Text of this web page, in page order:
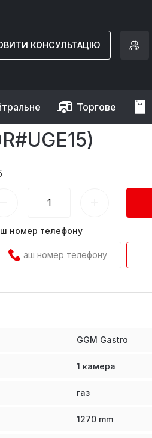
КОНСУЛЬТАЦІЮ
Торгове
номер телефону
GGM Gastro
1 камера
газ
1270 mm